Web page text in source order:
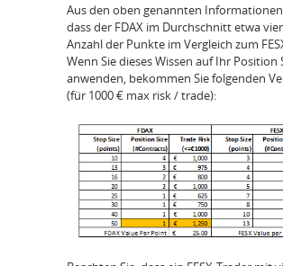
Aus den oben genannten
dass der FDAX im Durchschnitt etwa
Anzahl der Punkte im Vergleich zum
Wenn Sie dieses Wissen auf Ihr Position
anwenden, bekommen Sie folgenden
(für 1000 € max risk / trade):